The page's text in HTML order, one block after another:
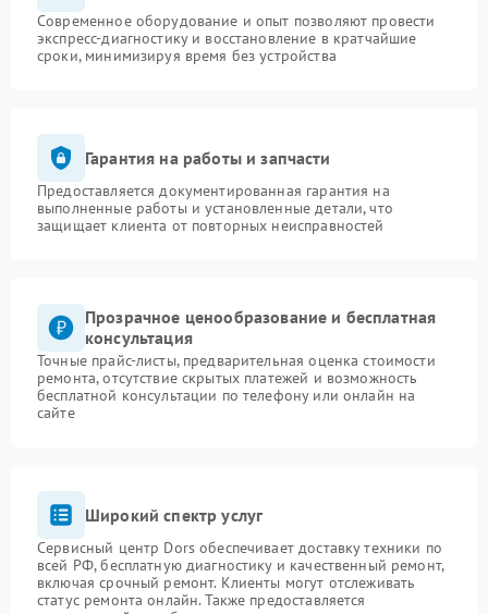
Современное оборудование и опыт позволяют провести
экспресс-диагностику и восстановление в кратчайшие
сроки, минимизируя время без устройства
Гарантия на работы и запчасти
Предоставляется документированная гарантия на
выполненные работы и установленные детали, что
защищает клиента от повторных неисправностей
Прозрачное ценообразование и бесплатная
консультация
Точные прайс-листы, предварительная оценка стоимости
ремонта, отсутствие скрытых платежей и возможность
бесплатной консультации по телефону или онлайн на
сайте
Широкий спектр услуг
Сервисный центр Dors обеспечивает доставку техники по
всей РФ, бесплатную диагностику и качественный ремонт,
включая срочный ремонт. Клиенты могут отслеживать
статус ремонта онлайн. Также предоставляется